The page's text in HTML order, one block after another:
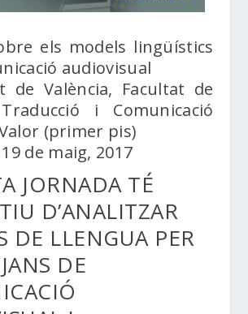
els models lingüístics
audiovisual
de València, Facultat de
i Comunicació
(primer pis)
de maig, 2017
JORNADA TÉ
D’ANALITZAR
DE LLENGUA PER
DE